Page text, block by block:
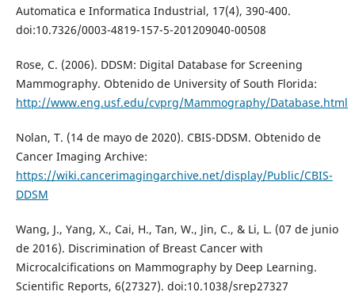
Automatica e Informatica Industrial, 17(4), 390-400.
doi:10.7326/0003-4819-157-5-201209040-00508
Rose, C. (2006). DDSM: Digital Database for Screening
Mammography. Obtenido de University of South Florida:
http://www.eng.usf.edu/cvprg/Mammography/Database.html
Nolan, T. (14 de mayo de 2020). CBIS-DDSM. Obtenido de
Cancer Imaging Archive:
https://wiki.cancerimagingarchive.net/display/Public/CBIS-
DDSM
Wang, J., Yang, X., Cai, H., Tan, W., Jin, C., & Li, L. (07 de junio
de 2016). Discrimination of Breast Cancer with
Microcalcifications on Mammography by Deep Learning.
Scientific Reports, 6(27327). doi:10.1038/srep27327